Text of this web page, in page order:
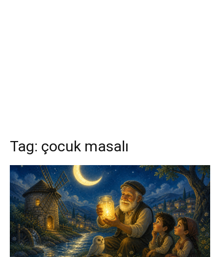
Tag: çocuk masalı